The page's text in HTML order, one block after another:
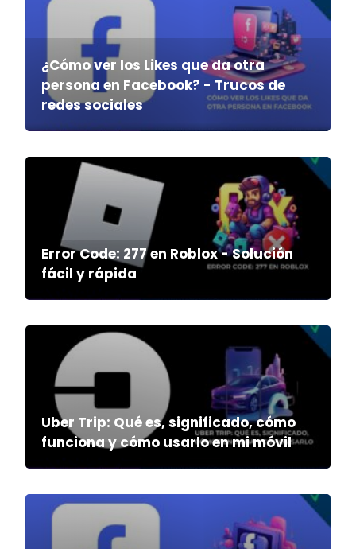
¿Cómo ver los Likes que da otra
persona en Facebook? - Trucos de
redes sociales
Error Code: 277 en Roblox - Solución
fácil y rápida
Uber Trip: Qué es, significado, cómo
funciona y cómo usarlo en mi móvil